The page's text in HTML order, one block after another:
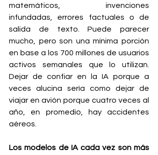
matemáticos, invenciones
infundadas, errores factuales o de
salida de texto. Puede parecer
mucho, pero son una mínima porción
en base a los 700 millones de usuarios
activos semanales que lo utilizan.
Dejar de confiar en la IA porque a
veces alucina sería como dejar de
viajar en avión porque cuatro veces al
año, en promedio, hay accidentes
aéreos.
Los modelos de IA cada vez son más